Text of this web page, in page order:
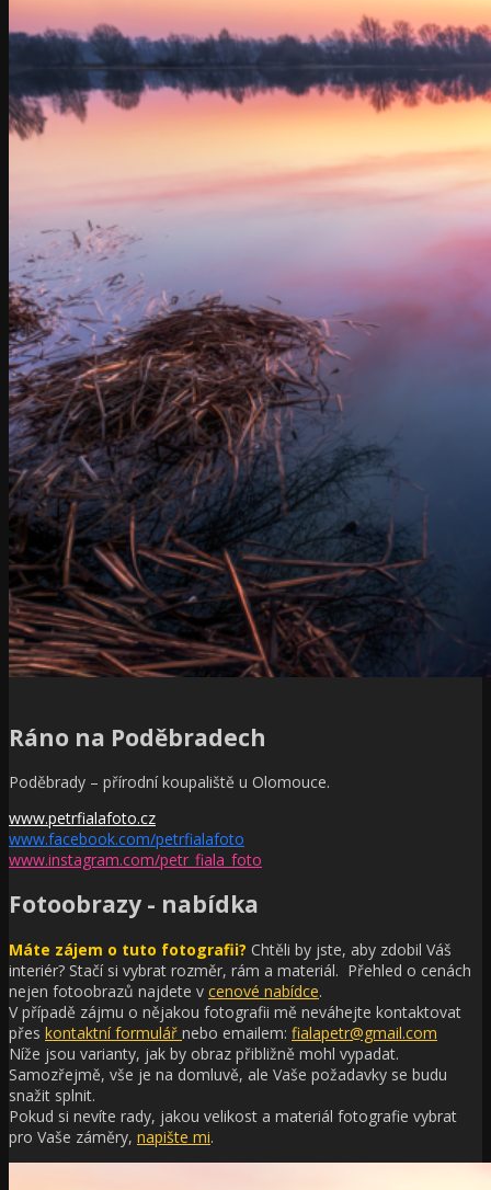
Ráno na Poděbradech
Poděbrady – přírodní koupaliště u Olomouce.
www.petrfialafoto.cz
www.facebook.com/petrfialafoto
www.instagram.com/petr_fiala_foto
Fotoobrazy - nabídka
Máte zájem o tuto fotografii? Chtěli by jste, aby zdobil Váš
interiér? Stačí si vybrat rozměr, rám a materiál. Přehled o cenách
nejen fotoobrazů najdete v cenové nabídce.
V případě zájmu o nějakou fotografii mě neváhejte kontaktovat
přes kontaktní formulář nebo emailem: fialapetr@gmail.com
Níže jsou varianty, jak by obraz přibližně mohl vypadat.
Samozřejmě, vše je na domluvě, ale Vaše požadavky se budu
snažit splnit.
Pokud si nevíte rady, jakou velikost a materiál fotografie vybrat
pro Vaše záměry, napište mi.